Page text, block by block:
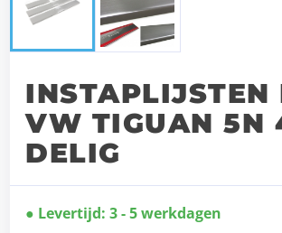
INSTAPLIJSTEN
VW TIGUAN 5N
DELIG
Levertijd: 3 - 5 werkdagen